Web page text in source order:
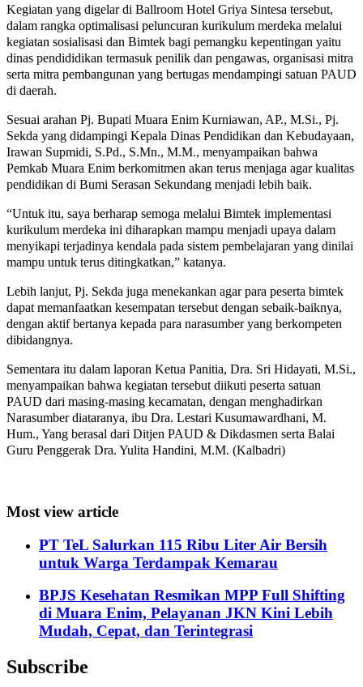
Kegiatan yang digelar di Ballroom Hotel Griya Sintesa tersebut,
dalam rangka optimalisasi peluncuran kurikulum merdeka melalui
kegiatan sosialisasi dan Bimtek bagi pemangku kepentingan yaitu
dinas pendididikan termasuk penilik dan pengawas, organisasi mitra
serta mitra pembangunan yang bertugas mendampingi satuan PAUD
di daerah.
Sesuai arahan Pj. Bupati Muara Enim Kurniawan, AP., M.Si., Pj.
Sekda yang didampingi Kepala Dinas Pendidikan dan Kebudayaan,
Irawan Supmidi, S.Pd., S.Mn., M.M., menyampaikan bahwa
Pemkab Muara Enim berkomitmen akan terus menjaga agar kualitas
pendidikan di Bumi Serasan Sekundang menjadi lebih baik.
“Untuk itu, saya berharap semoga melalui Bimtek implementasi
kurikulum merdeka ini diharapkan mampu menjadi upaya dalam
menyikapi terjadinya kendala pada sistem pembelajaran yang dinilai
mampu untuk terus ditingkatkan,” katanya.
Lebih lanjut, Pj. Sekda juga menekankan agar para peserta bimtek
dapat memanfaatkan kesempatan tersebut dengan sebaik-baiknya,
dengan aktif bertanya kepada para narasumber yang berkompeten
dibidangnya.
Sementara itu dalam laporan Ketua Panitia, Dra. Sri Hidayati, M.Si.,
menyampaikan bahwa kegiatan tersebut diikuti peserta satuan
PAUD dari masing-masing kecamatan, dengan menghadirkan
Narasumber diataranya, ibu Dra. Lestari Kusumawardhani, M.
Hum., Yang berasal dari Ditjen PAUD & Dikdasmen serta Balai
Guru Penggerak Dra. Yulita Handini, M.M. (Kalbadri)
Most view article
PT TeL Salurkan 115 Ribu Liter Air Bersih
untuk Warga Terdampak Kemarau
BPJS Kesehatan Resmikan MPP Full Shifting
di Muara Enim, Pelayanan JKN Kini Lebih
Mudah, Cepat, dan Terintegrasi
Subscribe